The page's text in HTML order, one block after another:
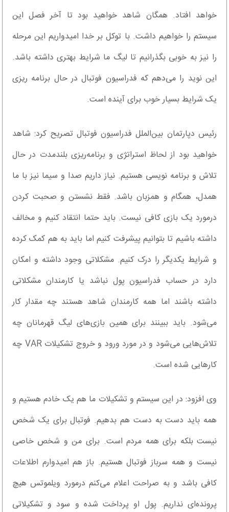
خواهد افتاد. همگان شاهد خواهید بود تا آخر فصل این
سیستم را خواهیم داشت. با توکل بر خدا امیدواریم این مرحله
را نیز به خوبی بگذرانیم تا لیگ ما شرایط بهتری داشته باشد.
این نوید را می‌دهم که فدراسیون فوتبال در حال برنامه ریزی
یک شرایط بسیار خوب برای آینده است.
رئیس دپارتمان بین‌الملل فدراسیون فوتبال تصریح کرد: شاهد
خواهید بود از لحاظ استراتژی و برنامه‌ریزی بلندمدت در حال
تلاش و برنامه نویسی هستیم. نیاز داریم صدا و سیما نیز با ما
همدل، همگام و همزبان باشد. فقط نشستن و صحبت کردن
درمورد یک بازی کافی نیست. باید حتما انتقاد کنیم و مخالف
داشته باشیم تا بتوانیم پیشرفت کنیم اما باید به هم کمک کرده
و شرایط یکدیگر را درک کنیم. مشکلاتی وجود داشته و امکان
دارد در حساب فدراسیون پول نباشد یا کارمندان مشکلاتی
داشته باشند اما همه کارمندان شاهد هستند چه مقدار کار
می‌شود. باید ببینند برای همین بازی‌های لیگ قهرمانان چه
تلاش‌هایی می‌شود و در مورد ورود و خروج تشکیلات VAR چه
کارهایی شده است.
وی افزود: در این سیستم و تشکیلات ما هم یک خادم هستیم و
همه باید دست به دست هم بدهیم. فوتبال برای یک شخص
نیست بلکه برای همه مردم است. برای من و شخص خاصی
نیست و همه سرباز فوتبال هستیم. باز هم امیدوارم اطلاعات
کافی باشد و به صراحت اعلام می‌کنم درمورد ویلموتس هیچ
پرونده‌ای نداریم. پول او پرداخت شده و سود و تشکیلاتی